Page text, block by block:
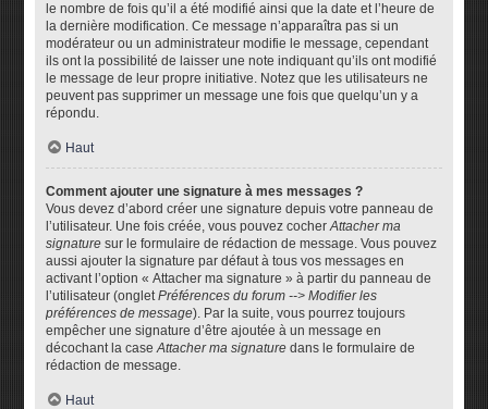
le nombre de fois qu’il a été modifié ainsi que la date et l’heure de
la dernière modification. Ce message n’apparaîtra pas si un
modérateur ou un administrateur modifie le message, cependant
ils ont la possibilité de laisser une note indiquant qu’ils ont modifié
le message de leur propre initiative. Notez que les utilisateurs ne
peuvent pas supprimer un message une fois que quelqu’un y a
répondu.
Haut
Comment ajouter une signature à mes messages ?
Vous devez d’abord créer une signature depuis votre panneau de
l’utilisateur. Une fois créée, vous pouvez cocherAttacher ma
signature sur le formulaire de rédaction de message. Vous pouvez
aussi ajouter la signature par défaut à tous vos messages en
activant l’option « Attacher ma signature » à partir du panneau de
l’utilisateur (ongletPréférences du forum --> Modifier les
préférences de message). Par la suite, vous pourrez toujours
empêcher une signature d’être ajoutée à un message en
décochant la caseAttacher ma signature dans le formulaire de
rédaction de message.
Haut